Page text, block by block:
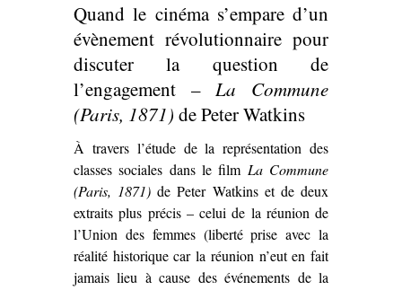
Quand le cinéma s’empare d’un
évènement révolutionnaire pour
discuter la question de
l’engagement –La Commune
(Paris, 1871) de Peter Watkins
À travers l’étude de la représentation des
classes sociales dans le film La Commune
(Paris, 1871) de Peter Watkins et de deux
extraits plus précis – celui de la réunion de
l’Union des femmes (liberté prise avec la
réalité historique car la réunion n’eut en fait
jamais lieu à cause des événements de la